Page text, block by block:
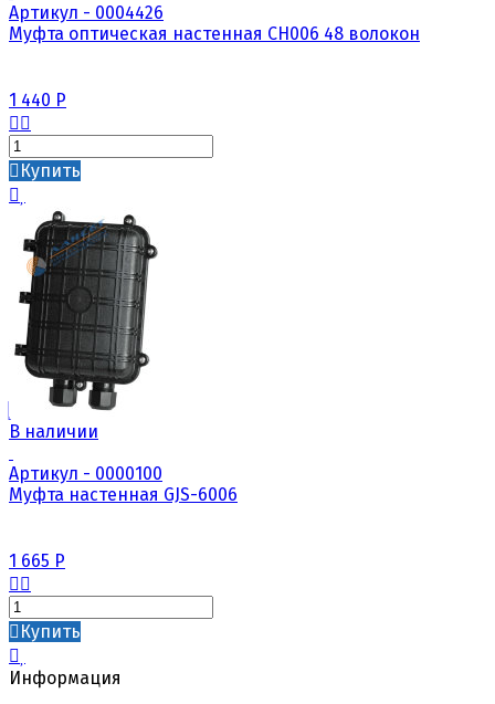
Артикул - 0004426
Муфта оптическая настенная CH006 48 волокон
1 440 Р
Купить
В наличии
Артикул - 0000100
Муфта настенная GJS-6006
1 665 Р
Купить
Информация